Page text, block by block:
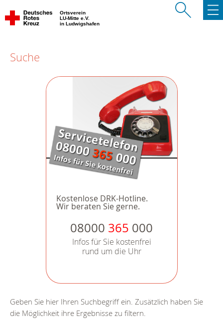
Ortsverein
LU-Mitte e.V.
in Ludwigshafen
Suche
Kostenlose DRK-Hotline.
Wir beraten Sie gerne.
08000 365 000
Infos für Sie kostenfrei
rund um die Uhr
Geben Sie hier Ihren Suchbegriff ein. Zusätzlich haben Sie
die Möglichkeit ihre Ergebnisse zu filtern.